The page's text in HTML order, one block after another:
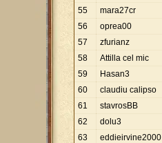
55
mara27cr
56
oprea00
57
zfurianz
58
Attilla cel mic
59
Hasan3
60
claudiu calipso
61
stavrosBB
62
dolu3
63
eddieirvine2000